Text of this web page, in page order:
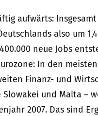
aufwärts:
also um
neue Jobs
In den
Finanz- und
und Malta –
2007. Das sind